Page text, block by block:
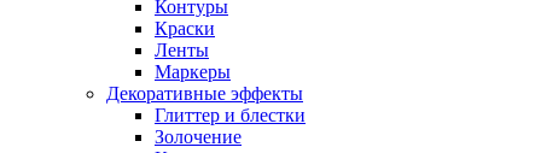
Контуры
Краски
Ленты
Маркеры
Декоративные эффекты
Глиттер и блестки
Золочение